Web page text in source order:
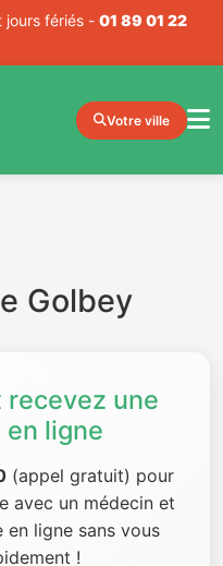
jours fériés - 01 89 01 22
Votre ville
Golbey
une
ligne
(appel gratuit) pour
avec un médecin et
en ligne sans vous
!